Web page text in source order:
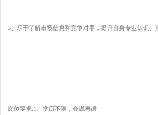
3、乐于了解市场信息和竞争对手，提升自身专业知识
岗位要求:1、学历不限，会说粤语